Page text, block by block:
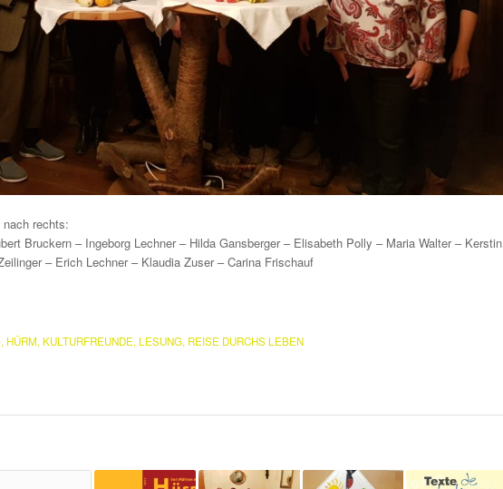
rechts:
Bruckern – Ingeborg Lechner – Hilda Gansberger – Elisabeth Polly – Maria Walter – Kerstin
– Erich Lechner – Klaudia Zuser – Carina Frischauf
, HÜRM, KULTURFREUNDE, LESUNG, REISE DURCHS LEBEN